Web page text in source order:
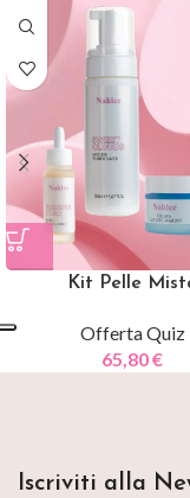
Kit Pelle
Offerta Quiz
65,80€
Iscriviti alla